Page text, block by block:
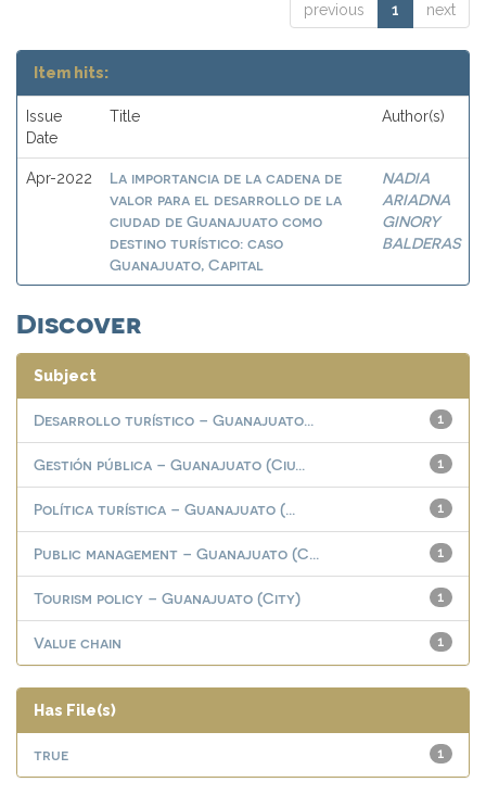
previous 1 next
Item hits:
Issue
Date
Title Author(s)
Apr-2022
La importancia de la cadena de
valor para el desarrollo de la
ciudad de Guanajuato como
destino turístico: caso
Guanajuato, Capital
NADIA
ARIADNA
GINORY
BALDERAS
Discover
Subject
1
Desarrollo turístico – Guanajuato...
1
Gestión pública – Guanajuato (Ciu...
1
Política turística – Guanajuato (...
1
Public management – Guanajuato (C...
1
Tourism policy – Guanajuato (City)
1
Value chain
Has File(s)
1
true